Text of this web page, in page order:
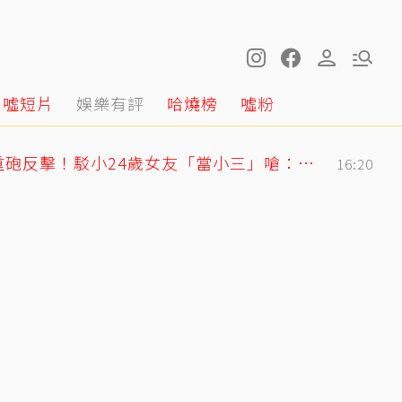
噓短片 娛樂有評 哈燒榜 噓粉
姜厚任護愛12點聲明重砲反擊！駁小24歲女友「當小三」嗆：講三小？ 16:20